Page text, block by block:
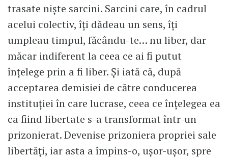
trasate niște sarcini. Sarcini care, în cadrul
acelui colectiv, îți dădeau un sens, îți
umpleau timpul, făcându-te… nu liber, dar
măcar indiferent la ceea ce ai fi putut
înțelege prin a fi liber. Și iată că, după
acceptarea demisiei de către conducerea
instituției în care lucrase, ceea ce înțelegea ea
ca fiind libertate s-a transformat într-un
prizonierat. Devenise prizoniera propriei sale
libertăți, iar asta a împins-o, ușor-ușor, spre